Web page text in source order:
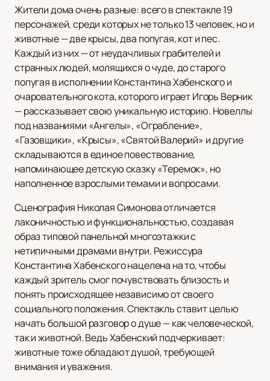
Жители дома очень разные: всего в спектакле 19
персонажей, среди которых не только 13 человек, но и
животные — две крысы, два попугая, кот и пес.
Каждый из них — от неудачливых грабителей и
странных людей, молящихся о чуде, до старого
попугая в исполнении Константина Хабенского и
очаровательного кота, которого играет Игорь Верник
— рассказывает свою уникальную историю. Новеллы
под названиями «Ангелы», «Ограбление»,
«Газовщики», «Крысы», «Святой Валерий» и другие
складываются в единое повествование,
напоминающее детскую сказку «Теремок», но
наполненное взрослыми темами и вопросами.
Сценография Николая Симонова отличается
лаконичностью и функциональностью, создавая
образ типовой панельной многоэтажки с
нетипичными драмами внутри. Режиссура
Константина Хабенского нацелена на то, чтобы
каждый зритель смог почувствовать близость и
понять происходящее независимо от своего
социального положения. Спектакль ставит целью
начать большой разговор о душе — как человеческой,
так и животной. Ведь Хабенский подчеркивает:
животные тоже обладают душой, требующей
внимания и уважения.